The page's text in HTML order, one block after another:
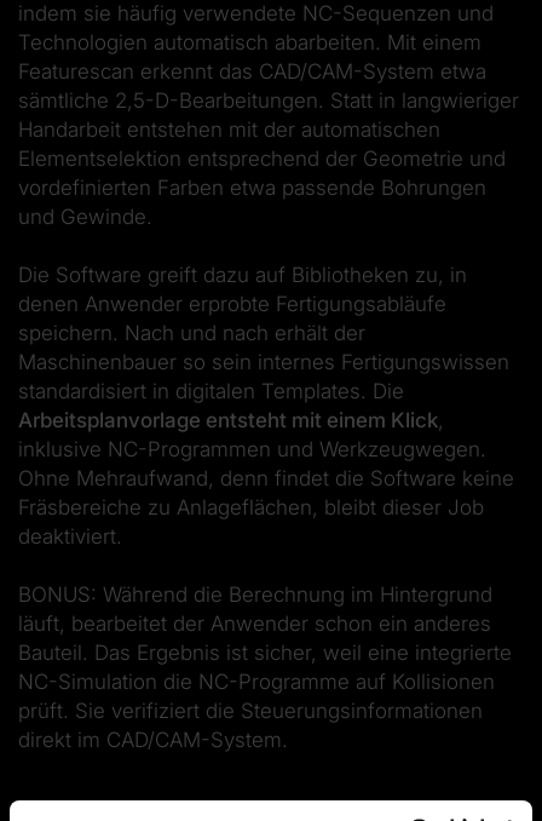
indem sie häufig verwendete NC-Sequenzen und
Technologien automatisch abarbeiten. Mit einem
Featurescan erkennt das CAD/CAM-System etwa
sämtliche 2,5-D-Bearbeitungen. Statt in langwieriger
Handarbeit entstehen mit der automatischen
Elementselektion entsprechend der Geometrie und
vordefinierten Farben etwa passende Bohrungen
und Gewinde.
Die Software greift dazu auf Bibliotheken zu, in
denen Anwender erprobte Fertigungsabläufe
speichern. Nach und nach erhält der
Maschinenbauer so sein internes Fertigungswissen
standardisiert in digitalen Templates. Die
Arbeitsplanvorlage entsteht mit einem Klick,
inklusive NC-Programmen und Werkzeugwegen.
Ohne Mehraufwand, denn findet die Software keine
Fräsbereiche zu Anlageflächen, bleibt dieser Job
deaktiviert.
BONUS: Während die Berechnung im Hintergrund
läuft, bearbeitet der Anwender schon ein anderes
Bauteil. Das Ergebnis ist sicher, weil eine integrierte
NC-Simulation die NC-Programme auf Kollisionen
prüft. Sie verifiziert die Steuerungsinformationen
direkt im CAD/CAM-System.